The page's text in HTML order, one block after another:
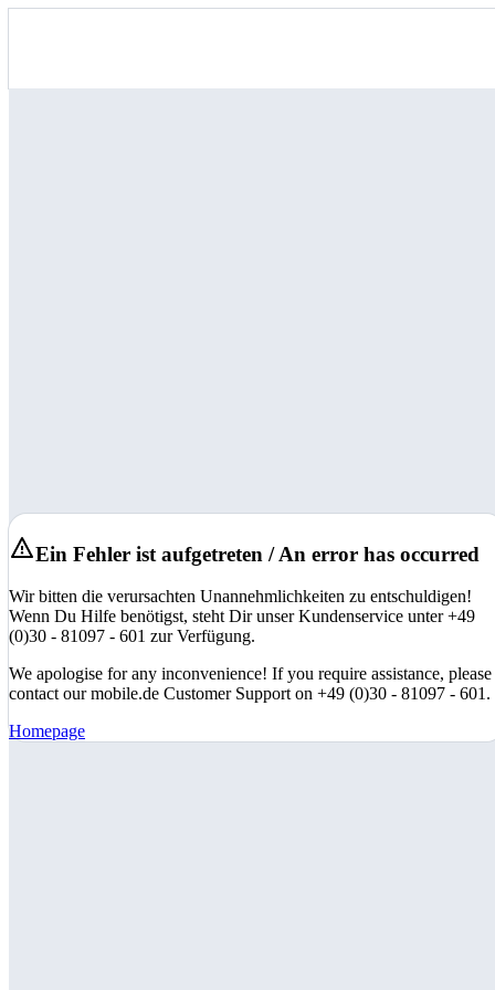
Ein Fehler ist aufgetreten / An error has occurred
Wir bitten die verursachten Unannehmlichkeiten zu entschuldigen!
Wenn Du Hilfe benötigst, steht Dir unser Kundenservice unter +49
(0)30 - 81097 - 601 zur Verfügung.
We apologise for any inconvenience! If you require assistance, please
contact our mobile.de Customer Support on +49 (0)30 - 81097 - 601.
Homepage